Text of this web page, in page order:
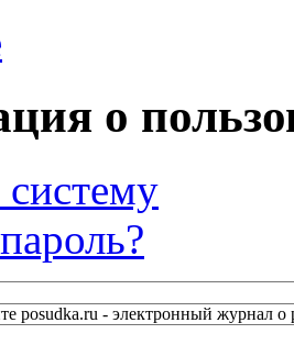
о
posudka.ru - электронный журнал